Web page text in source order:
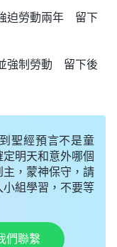
迫勞動兩年 留下
強制勞動 留下後
聖經預言不是童
明天和意外哪個
，蒙神保守，請
組學習，不要等
們聯繫